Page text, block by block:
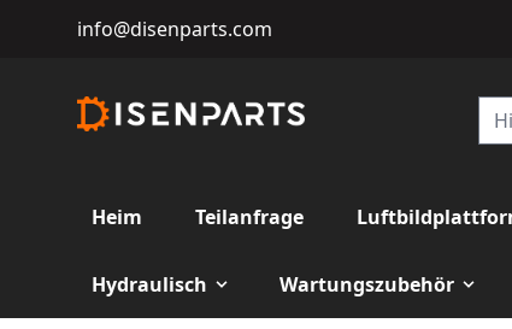
info@disenparts.com
Heim Teilanfrage
Hydraulisch Wartungszubehör